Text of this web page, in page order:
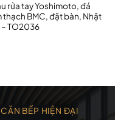
rửa tay Yoshimoto, đá
thạch BMC, đặt bàn, Nhật
– TO2036
BẾP HIỆN ĐẠI